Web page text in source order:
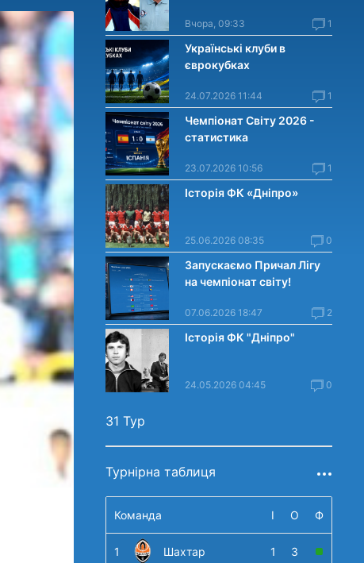
Вчора, 09:33 1
Українські клуби в
єврокубках
24.07.2026 11:44 1
Чемпіонат Світу 2026 -
статистика
23.07.2026 10:56 1
Історія ФК «Дніпро»
25.06.2026 08:35 0
Запускаємо Причал Лігу
на чемпіонат світу!
07.06.2026 18:47 2
Історія ФК "Дніпро"
24.05.2026 04:45 0
31 Тур
Турнірна таблиця
Команда І О Ф
1 Шахтар 1 3